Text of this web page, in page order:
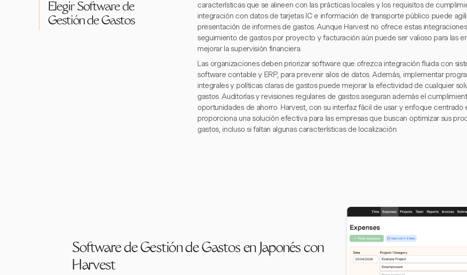
Elegir Software de
Gestión de Gastos
características que se alineen con las prácticas locales y los requisitos de
integración con datos de tarjetas IC e información de transporte público puede
presentación de informes de gastos. Aunque Harvest no ofrece estas
seguimiento de gastos por proyecto y facturación aún puede ser valioso para las
mejorar la supervisión financiera.
Las organizaciones deben priorizar software que ofrezca integración fluida con
software contable y ERP, para prevenir silos de datos. Además, implementar
integrales y políticas claras de gastos puede mejorar la efectividad de cualquier
gastos. Auditorías y revisiones regulares de gastos aseguran además el
oportunidades de ahorro. Harvest, con su interfaz fácil de usar y enfoque centrado
proporciona una solución efectiva para las empresas que buscan optimizar sus
gastos, incluso si faltan algunas características de localización.
Software de Gestión de Gastos en Japonés con
Harvest